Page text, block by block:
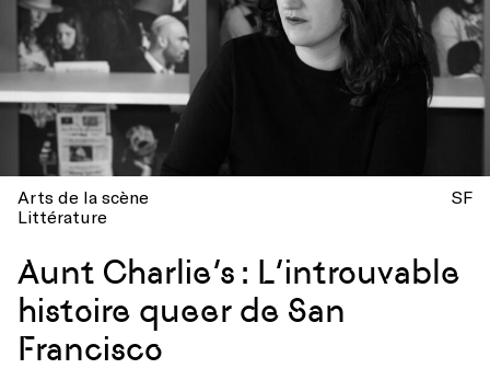
Arts de la scène
Littérature
SF
Aunt Charlie’s : L’introuvable
histoire queer de San
Francisco